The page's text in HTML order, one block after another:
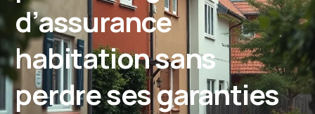
d’assurance
habitation sans
perdre ses garanties